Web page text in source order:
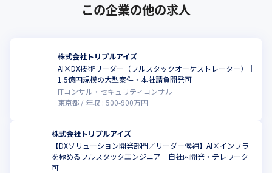
この企業の他の求人
株式会社トリプルアイズ
AI×DX技術リーダー（フルスタックオーケストレーター）｜
1.5億円規模の大型案件・本社請負開発可
ITコンサル・セキュリティコンサル
東京都
年収 : 500-900万円
株式会社トリプルアイズ
【DXソリューション開発部門／リーダー候補】AI×インフラ
を極めるフルスタックエンジニア｜自社内開発・テレワーク
可